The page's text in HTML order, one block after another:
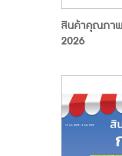
สินค้าคุณภา
2026